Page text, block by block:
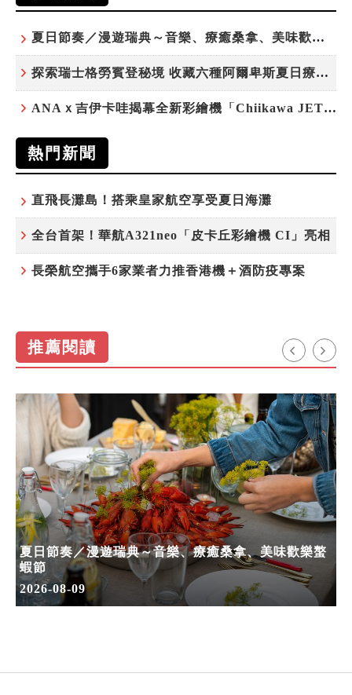
夏日節奏／漫遊瑞典～音樂、療癒桑拿、美味歡樂螯蝦節
探索瑞士格勞賓登秘境 收藏六種阿爾卑斯夏日療癒之旅
ANAｘ吉伊卡哇揭幕全新彩繪機「Chiikawa JET」
熱門新聞
直飛長灘島！搭乘皇家航空享受夏日海灘
全台首架！華航A321neo「皮卡丘彩繪機 CI」亮相
長榮航空攜手6家業者力推香港機＋酒防疫專案
推薦閱讀
夏日節奏／漫遊瑞典～音樂、療癒桑拿、美味歡樂螯
蝦節
2026-08-09